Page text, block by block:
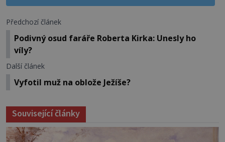
Předchozí článek
Podivný osud faráře Roberta Kirka: Unesly ho
víly?
Další článek
Vyfotil muž na oblože Ježíše?
Související články